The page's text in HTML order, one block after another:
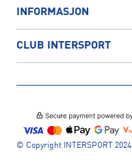
INFORMASJON
CLUB INTERSPORT
© Copyright INTERSPORT 2024